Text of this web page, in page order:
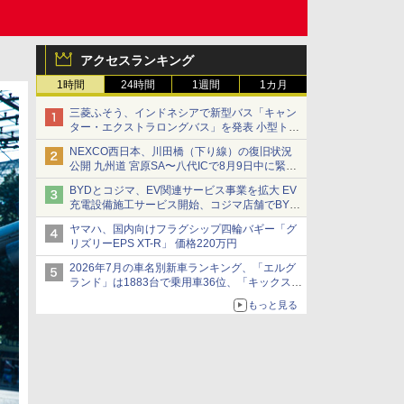
アクセスランキング
1時間 24時間 1週間 1カ月
三菱ふそう、インドネシアで新型バス「キャン
ター・エクストラロングバス」を発表 小型トラ
ックベースの観光・旅客輸送向けバス
NEXCO西日本、川田橋（下り線）の復旧状況
公開 九州道 宮原SA〜八代ICで8月9日中に緊急
車両を通行可能に
BYDとコジマ、EV関連サービス事業を拡大 EV
充電設備施工サービス開始、コジマ店舗でBYD
車の展示・試乗イベントを強化
ヤマハ、国内向けフラグシップ四輪バギー「グ
リズリーEPS XT-R」 価格220万円
2026年7月の車名別新車ランキング、「エルグ
ランド」は1883台で乗用車36位、「キックス」
もっと見る